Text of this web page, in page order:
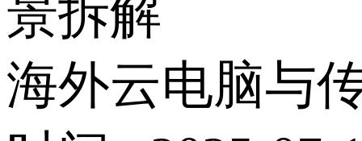
景拆解
海外云电脑与